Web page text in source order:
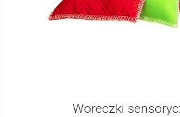
Woreczki